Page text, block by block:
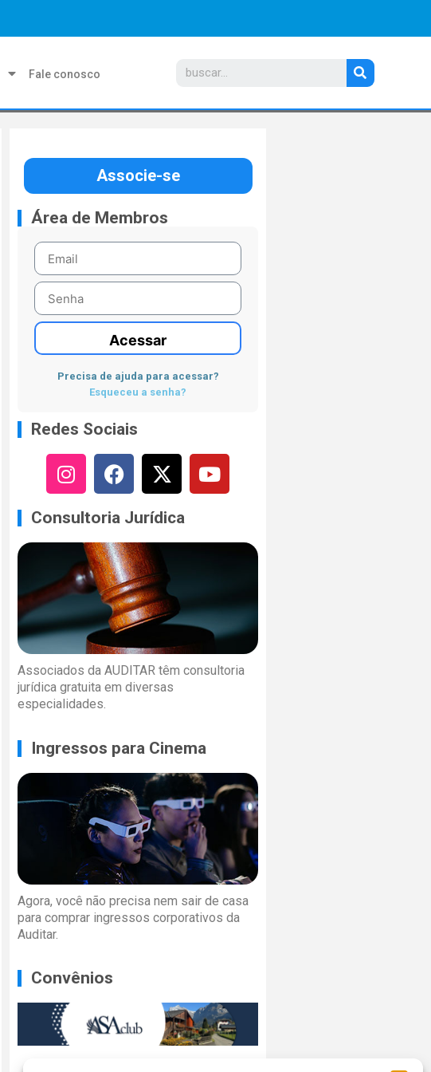
Fale conosco
Associe-se
Área de Membros
Acessar
Precisa de ajuda para acessar?
Esqueceu a senha?
Redes Sociais
Consultoria Jurídica
Associados da AUDITAR têm consultoria
jurídica gratuita em diversas
especialidades.
Ingressos para Cinema
Agora, você não precisa nem sair de casa
para comprar ingressos corporativos da
Auditar.
Convênios